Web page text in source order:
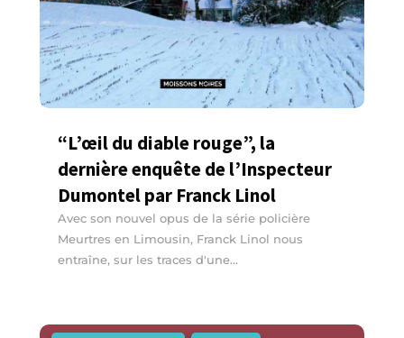
“L’œil du diable rouge”, la
dernière enquête de l’Inspecteur
Dumontel par Franck Linol
Avec son nouvel opus de la série policière
Meurtres en Limousin, Franck Linol nous
entraîne, sur les traces d'une...